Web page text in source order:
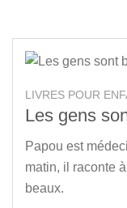
LIVRES POUR
Les gens
Papou est
matin, il raconte
beaux.